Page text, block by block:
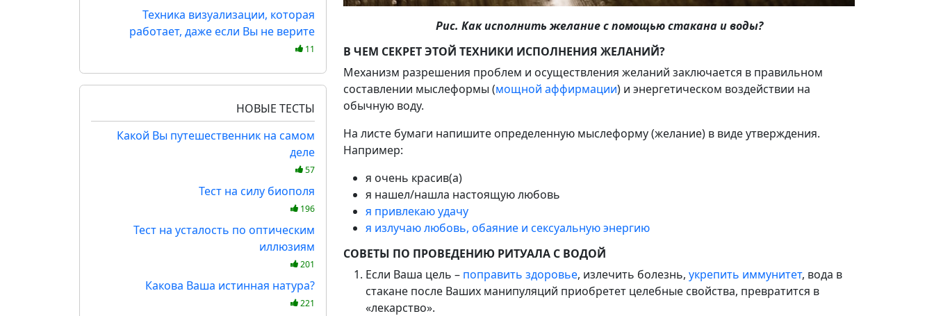
Техника визуализации, которая
работает, даже если Вы не верите
11
НОВЫЕ ТЕСТЫ
Какой Вы путешественник на самом
деле
57
Тест на силу биополя
196
Тест на усталость по оптическим
иллюзиям
201
Какова Ваша истинная натура?
221
Рис. Как исполнить желание с помощью стакана и воды?
В ЧЕМ СЕКРЕТ ЭТОЙ ТЕХНИКИ ИСПОЛНЕНИЯ ЖЕЛАНИЙ?
Механизм разрешения проблем и осуществления желаний заключается в правильном
составлении мыслеформы (мощной аффирмации) и энергетическом воздействии на
обычную воду.
На листе бумаги напишите определенную мыслеформу (желание) в виде утверждения.
Например:
я очень красив(а)
я нашел/нашла настоящую любовь
я привлекаю удачу
я излучаю любовь, обаяние и сексуальную энергию
СОВЕТЫ ПО ПРОВЕДЕНИЮ РИТУАЛА С ВОДОЙ
Если Ваша цель – поправить здоровье, излечить болезнь, укрепить иммунитет, вода в
стакане после Ваших манипуляций приобретет целебные свойства, превратится в
«лекарство».